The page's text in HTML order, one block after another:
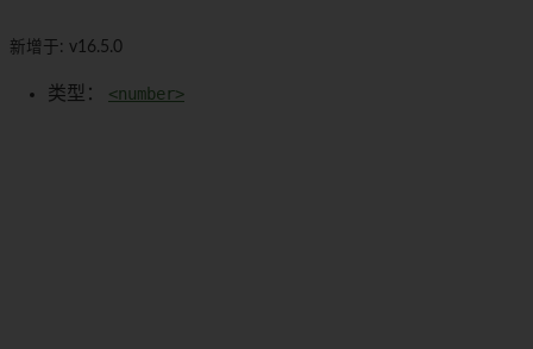
新增于: v16.5.0
类型： <number>